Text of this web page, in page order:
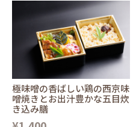
極味噌の香ばしい鶏の西京味
噌焼きとお出汁豊かな五目炊
き込み膳